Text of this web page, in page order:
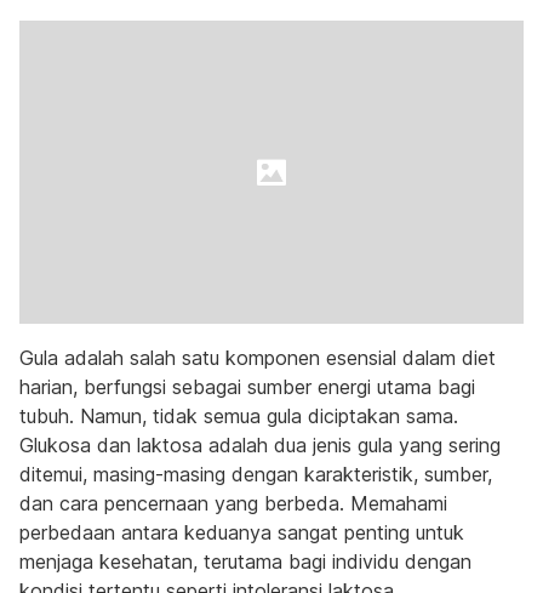
Gula adalah salah satu komponen esensial dalam diet
harian, berfungsi sebagai sumber energi utama bagi
tubuh. Namun, tidak semua gula diciptakan sama.
Glukosa dan laktosa adalah dua jenis gula yang sering
ditemui, masing-masing dengan karakteristik, sumber,
dan cara pencernaan yang berbeda. Memahami
perbedaan antara keduanya sangat penting untuk
menjaga kesehatan, terutama bagi individu dengan